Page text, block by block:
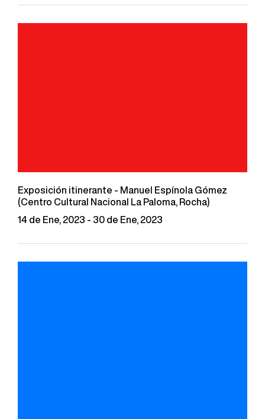
Exposición itinerante - Manuel Espínola Gómez
(Centro Cultural Nacional La Paloma, Rocha)
14 de Ene, 2023 - 30 de Ene, 2023